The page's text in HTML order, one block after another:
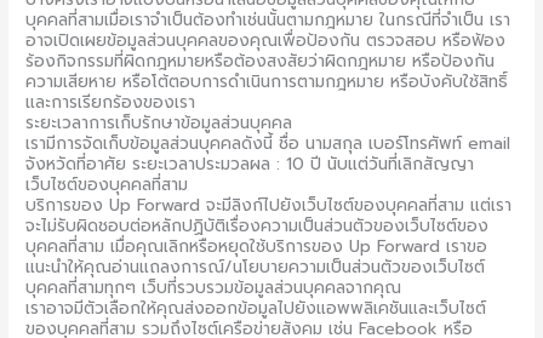
บุคคลที่สามเมื่อเราจำเป็นต้องทำเช่นนั้นตามกฎหมาย ในกรณีที่จำเป็น เรา
อาจเปิดเผยข้อมูลส่วนบุคคลของคุณเพื่อป้องกัน ตรวจสอบ หรือฟ้อง
ร้องกิจกรรมที่ผิดกฎหมายหรือต้องสงสัยว่าผิดกฎหมาย หรือป้องกัน
ความเสียหาย หรือโต้ตอบการดำเนินการตามกฎหมาย หรือบังคับใช้สิทธิ์
และการเรียกร้องของเรา
ระยะเวลาการเก็บรักษาข้อมูลส่วนบุคคล
เรามีการจัดเก็บข้อมูลส่วนบุคคลดังนี้ ชื่อ นามสกุล เบอร์โทรศัพท์ email
จังหวัดที่อาศัย ระยะเวลาประมวลผล : 10 ปี นับแต่วันที่เลิกสัญญา
เว็บไซต์ของบุคคลที่สาม
บริการของ Up Forward จะมีลิงก์ไปยังเว็บไซต์ของบุคคลที่สาม แต่เรา
จะไม่รับผิดชอบต่อหลักปฏิบัติเรื่องความเป็นส่วนตัวของเว็บไซต์ของ
บุคคลที่สาม เมื่อคุณเลิกหรือหยุดใช้บริการของ Up Forward เราขอ
แนะนำให้คุณอ่านแถลงการณ์/นโยบายความเป็นส่วนตัวของเว็บไซต์
บุคคลที่สามทุกๆ เว็บที่รวบรวมข้อมูลส่วนบุคคลจากคุณ
เราอาจมีตัวเลือกให้คุณส่งออกข้อมูลไปยังแอพพลิเคชันและเว็บไซต์
ของบุคคลที่สาม รวมถึงไซต์เครือข่ายสังคม เช่น Facebook หรือ